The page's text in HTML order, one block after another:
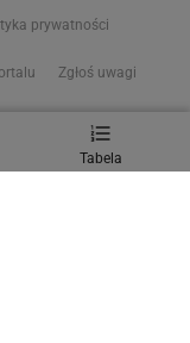
Tabela
prywatności
Zgłoś uwagi